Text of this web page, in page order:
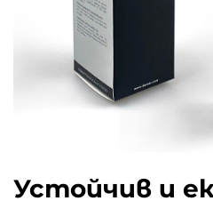
Устойчив и